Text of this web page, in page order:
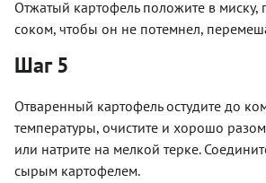
Отжатый картофель положите в
соком, чтобы он не потемнел,
Шаг 5
Отваренный картофель остудите до
температуры, очистите и хорошо
или натрите на мелкой терке.
сырым картофелем.